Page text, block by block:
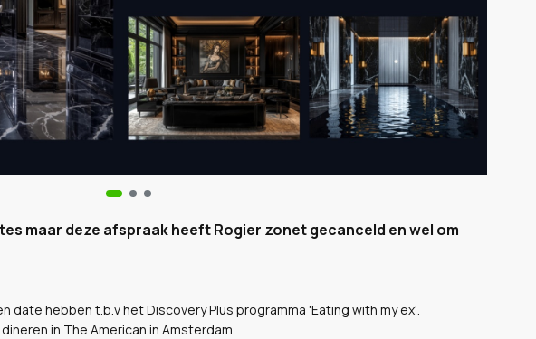
maar deze afspraak heeft Rogier zonet gecanceld en wel om
date hebben t.b.v het Discovery Plus programma 'Eating with my ex'.
in The American in Amsterdam.